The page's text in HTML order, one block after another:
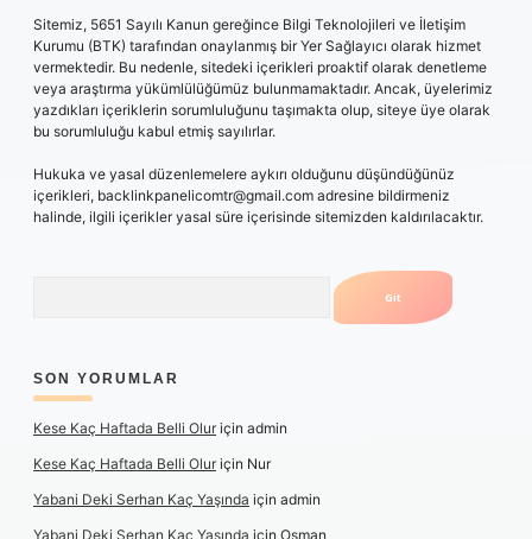
Sitemiz, 5651 Sayılı Kanun gereğince Bilgi Teknolojileri ve İletişim
Kurumu (BTK) tarafından onaylanmış bir Yer Sağlayıcı olarak hizmet
vermektedir. Bu nedenle, sitedeki içerikleri proaktif olarak denetleme
veya araştırma yükümlülüğümüz bulunmamaktadır. Ancak, üyelerimiz
yazdıkları içeriklerin sorumluluğunu taşımakta olup, siteye üye olarak
bu sorumluluğu kabul etmiş sayılırlar.
Hukuka ve yasal düzenlemelere aykırı olduğunu düşündüğünüz
içerikleri, backlinkpanelicomtr@gmail.com adresine bildirmeniz
halinde, ilgili içerikler yasal süre içerisinde sitemizden kaldırılacaktır.
SON YORUMLAR
Kese Kaç Haftada Belli Oluriçin admin
Kese Kaç Haftada Belli Oluriçin Nur
Yabani Deki Serhan Kaç Yaşında için admin
Yabani Deki Serhan Kaç Yaşında için Osman